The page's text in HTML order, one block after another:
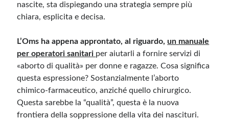
Meta
Feed dei contenuti
Feed dei commenti
nascite, sta dispiegando una strategia sempre più
chiara, esplicita e decisa.
L’Oms ha appena approntato, al riguardo,un manuale
per operatori sanitari per aiutarli a fornire servizi di
«aborto di qualità» per donne e ragazze. Cosa significa
questa espressione? Sostanzialmente l’aborto
chimico-farmaceutico, anziché quello chirurgico.
Questa sarebbe la “qualità”, questa è la nuova
frontiera della soppressione della vita dei nascituri.